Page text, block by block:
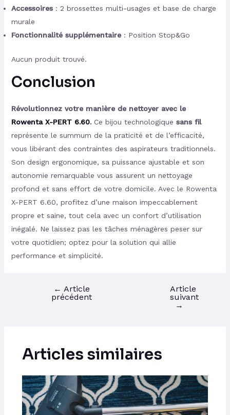
Accessoires: 2 brossettes multi-usages et base de charge
murale
Fonctionnalité supplémentaire: Position Stop&Go
Aucun produit trouvé.
Conclusion
Révolutionnez votre manière de nettoyer avec le
Rowenta X-PERT 6.60.Ce bijou technologique sans fil
représente le summum de la praticité et de l’efficacité,
vous libérant des contraintes des aspirateurs traditionnels.
Son design ergonomique, sa puissance ajustable et son
autonomie remarquable vous assurent un nettoyage
profond et sans effort de votre domicile. Avec le Rowenta
X-PERT 6.60, profitez d’une maison impeccablement
propre et saine, tout cela avec un confort d’utilisation
inégalé. Ne laissez pas les tâches ménagères peser sur
votre quotidien; optez pour la solution qui allie
performance et simplicité.
← Article
précédent
Article
suivant
→
Articles similaires